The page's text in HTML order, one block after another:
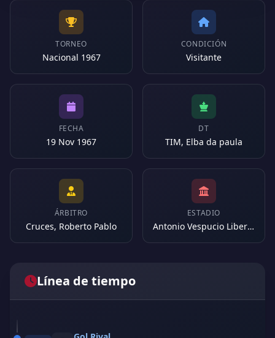
TORNEO
Nacional 1967
CONDICIÓN
Visitante
FECHA
19 Nov 1967
DT
TIM, Elba da paula
ÁRBITRO
Cruces, Roberto Pablo
ESTADIO
Antonio Vespucio Liberti (Argentina)
Línea de tiempo